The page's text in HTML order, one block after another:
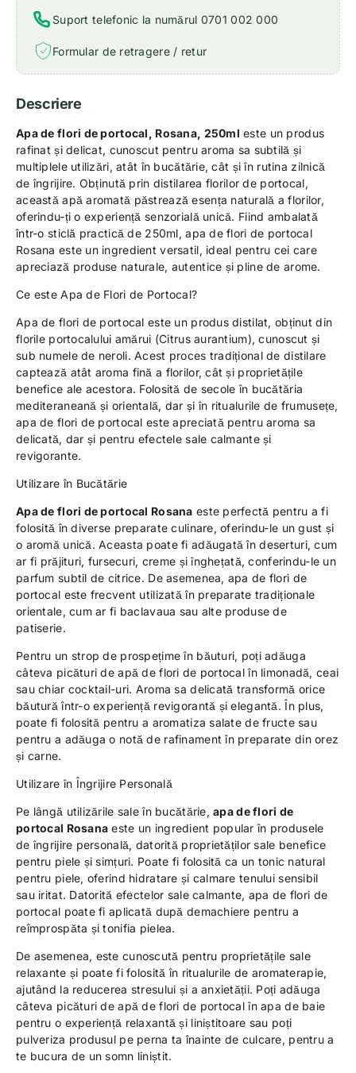
Suport telefonic la numărul 0701 002 000
Formular de retragere / retur
Descriere
Apa de flori de portocal, Rosana, 250ml este un produs
rafinat și delicat, cunoscut pentru aroma sa subtilă și
multiplele utilizări, atât în bucătărie, cât și în rutina zilnică
de îngrijire. Obținută prin distilarea florilor de portocal,
această apă aromată păstrează esența naturală a florilor,
oferindu-ți o experiență senzorială unică. Fiind ambalată
într-o sticlă practică de 250ml, apa de flori de portocal
Rosana este un ingredient versatil, ideal pentru cei care
apreciază produse naturale, autentice și pline de arome.
Ce este Apa de Flori de Portocal?
Apa de flori de portocal este un produs distilat, obținut din
florile portocalului amărui (Citrus aurantium), cunoscut și
sub numele de neroli. Acest proces tradițional de distilare
captează atât aroma fină a florilor, cât și proprietățile
benefice ale acestora. Folosită de secole în bucătăria
mediteraneană și orientală, dar și în ritualurile de frumusețe,
apa de flori de portocal este apreciată pentru aroma sa
delicată, dar și pentru efectele sale calmante și
revigorante.
Utilizare în Bucătărie
Apa de flori de portocal Rosana este perfectă pentru a fi
folosită în diverse preparate culinare, oferindu-le un gust și
o aromă unică. Aceasta poate fi adăugată în deserturi, cum
ar fi prăjituri, fursecuri, creme și înghețată, conferindu-le un
parfum subtil de citrice. De asemenea, apa de flori de
portocal este frecvent utilizată în preparate tradiționale
orientale, cum ar fi baclavaua sau alte produse de
patiserie.
Pentru un strop de prospețime în băuturi, poți adăuga
câteva picături de apă de flori de portocal în limonadă, ceai
sau chiar cocktail-uri. Aroma sa delicată transformă orice
băutură într-o experiență revigorantă și elegantă. În plus,
poate fi folosită pentru a aromatiza salate de fructe sau
pentru a adăuga o notă de rafinament în preparate din orez
și carne.
Utilizare în Îngrijire Personală
Pe lângă utilizările sale în bucătărie,apa de flori de
portocal Rosana este un ingredient popular în produsele
de îngrijire personală, datorită proprietăților sale benefice
pentru piele și simțuri. Poate fi folosită ca un tonic natural
pentru piele, oferind hidratare și calmare tenului sensibil
sau iritat. Datorită efectelor sale calmante, apa de flori de
portocal poate fi aplicată după demachiere pentru a
reîmprospăta și tonifia pielea.
De asemenea, este cunoscută pentru proprietățile sale
relaxante și poate fi folosită în ritualurile de aromaterapie,
ajutând la reducerea stresului și a anxietății. Poți adăuga
câteva picături de apă de flori de portocal în apa de baie
pentru o experiență relaxantă și liniștitoare sau poți
pulveriza produsul pe perna ta înainte de culcare, pentru a
te bucura de un somn liniștit.